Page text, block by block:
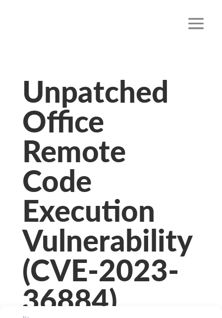
Unpatched
Office
Remote
Code
Execution
Vulnerability
(CVE-2023-
36884)